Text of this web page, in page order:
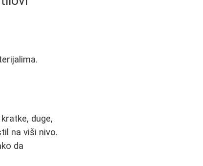
duge,
na viši nivo.
da